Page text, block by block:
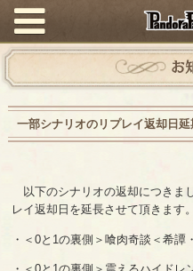
お
一部シナリオのリプレイ返却日
以下のシナリオの返却につきま
レイ返却日を延長させて頂きます。
・＜0と1の裏側＞喰肉奇談＜希譚